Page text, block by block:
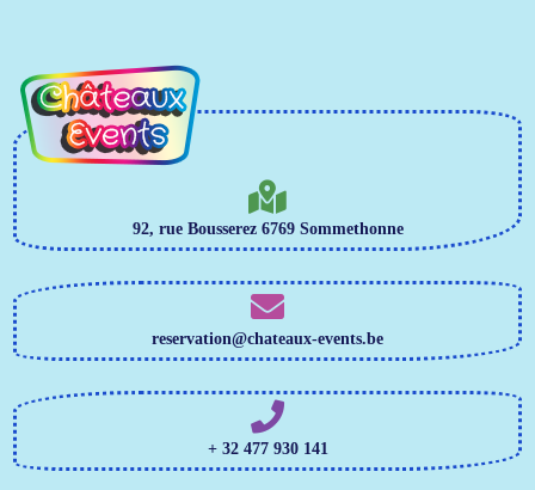
92, rue Bousserez 6769 Sommethonne
reservation@chateaux-events.be
+ 32 477 930 141